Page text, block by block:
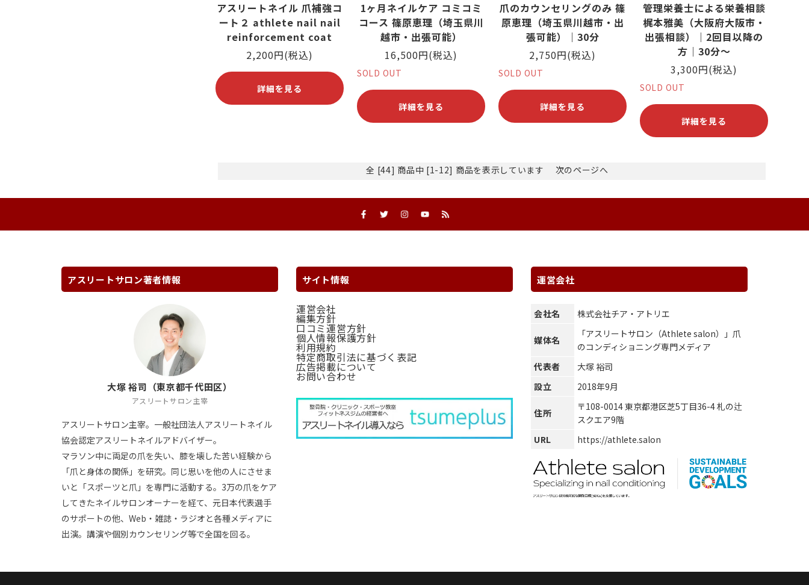
アスリートネイル 爪補強コ
ート２ athlete nail nail
reinforcement coat
2,200円(税込)
詳細を見る
1ヶ月ネイルケア コミコミ
コース 篠原恵理（埼玉県川
越市・出張可能）
16,500円(税込)
SOLD OUT
詳細を見る
爪のカウンセリングのみ 篠
原恵理（埼玉県川越市・出
張可能）｜30分
2,750円(税込)
SOLD OUT
詳細を見る
管理栄養士による栄養相談
梶本雅美（大阪府大阪市・
出張相談）｜2回目以降の
方｜30分〜
3,300円(税込)
SOLD OUT
詳細を見る
全 [44] 商品中 [1-12] 商品を表示しています 次のページへ
アスリートサロン著者情報
大塚 裕司（東京都千代田区）
アスリートサロン主宰
アスリートサロン主宰。一般社団法人アスリートネイル
協会認定アスリートネイルアドバイザー。
マラソン中に両足の爪を失い、膝を壊した苦い経験から
「爪と身体の関係」を研究。同じ思いを他の人にさせま
いと「スポーツと爪」を専門に活動する。3万の爪をケア
してきたネイルサロンオーナーを経て、元日本代表選手
のサポートの他、Web・雑誌・ラジオと各種メディアに
出演。講演や個別カウンセリング等で全国を回る。
サイト情報
運営会社
編集方針
口コミ運営方針
個人情報保護方針
利用規約
特定商取引法に基づく表記
広告掲載について
お問い合わせ
運営会社
会社名 株式会社チア・アトリエ
媒体名
「アスリートサロン（Athlete salon）」爪
のコンディショニング専門メディア
代表者
大塚 裕司
設立
2018年9月
住所
〒108-0014 東京都港区芝5丁目36-4 札の辻
スクエア9階
URL
https://athlete.salon